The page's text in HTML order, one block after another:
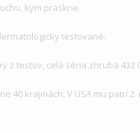
kým praskne.
testované.
z testov, celá séria zhruba
40 krajinách. V USA mu patrí